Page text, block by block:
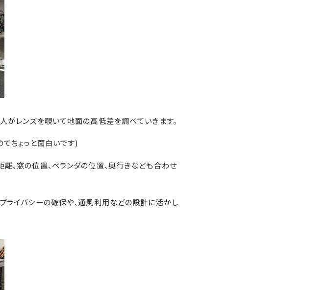
がレンズを覗いて地面の高低差を調べていきます。
ちょっと面白いです)
、窓の位置、ベランダの位置、奥行きなども合わせ
ライバシーの確保や、通風利用などの設計に活かし